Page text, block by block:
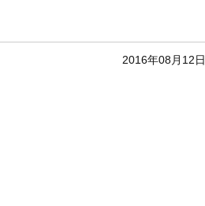
2016年08月12日